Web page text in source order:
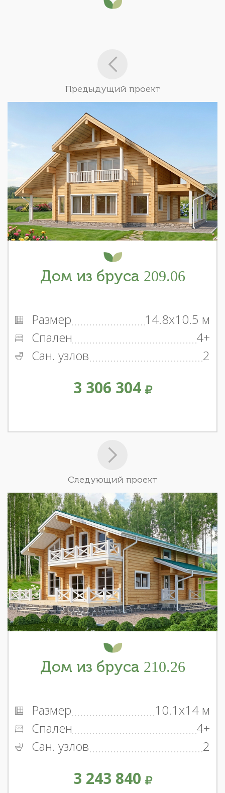
Предыдущий проект
Дом из бруса 209.06
Размер
14.8x10.5 м
Спален
4+
Сан. узлов
2
3 306 304
Следующий проект
Дом из бруса 210.26
Размер
10.1x14 м
Спален
4+
Сан. узлов
2
3 243 840